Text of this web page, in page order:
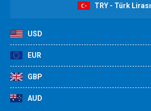
TRY - Türk Lirası
USD
EUR
GBP
AUD